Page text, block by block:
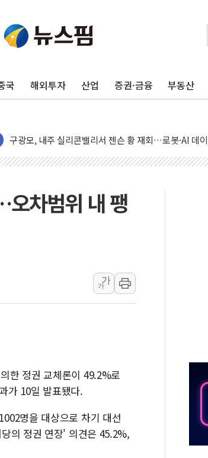
국 해외투자 산업 증권·금융 부동산
유럽증시, 견조한 실적 소화하며 대부분 상승… "2분
리투아니아 국방 "러, 우크라 드론으로 나토 회원국
뉴욕증시 개장 전 특징주...모더나·아이온큐·도어대
김정관 장관 "영업이익 N% 성과급 반대…상법·자본
청와대, 북한 단거리 탄도미사일 발사에 긴급 안보 점검
금값 7주 만에 최고…美 고용 둔화·호르무즈 재개방 기
'월가의 황제' 다이먼 "금융시장 레버리지 위험수위…
양주 섬유염색공장서 화재 1명 중상…대응 1단계 진압 중
우크라 드론 전술, 중남미 콜롬비아에 새 안보 위기…
동해해경, 독도 해상서 부유물 감긴 어선 구조
주한미군 "오산기지 누출, 백린 아닌 무해한 표면 부식
구미 폐염산처리업체서 불 2시간30여분만에 진화...외
차범위 내 팽
가
가
한 정권 교체론이 49.2%로
가 10일 발표됐다.
명을 대상으로 차기 대선
의 정권 연장' 의견은 45.2%,